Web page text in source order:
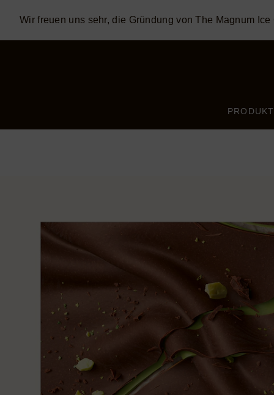
Skip to: MAIN CONTENT FOOTER
Wir freuen uns sehr, die Gründung von The Magnum